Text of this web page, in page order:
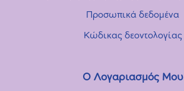
Προσωπικά δεδομένα
Κώδικας δεοντολογίας
Ο Λογαριασμός Μου